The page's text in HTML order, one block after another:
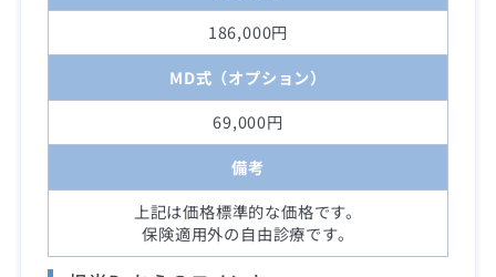
186,000円
MD式（オプション）
69,000円
備考
上記は価格標準的な価格です。
保険適用外の自由診療です。